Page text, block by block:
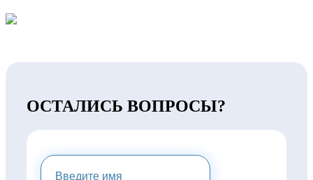
ОСТАЛИСЬ ВОПРОСЫ?
ПРЕДОСТАВИМ ВАМ
КОНСУЛЬТАЦИЮ